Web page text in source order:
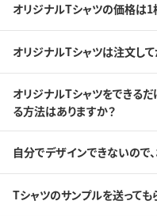
オリジナルTシャツの価格は1
オリジナルTシャツは注文し
オリジナルTシャツをできる
る方法はありますか？
自分でデザインできないので
Tシャツのサンプルを送っても